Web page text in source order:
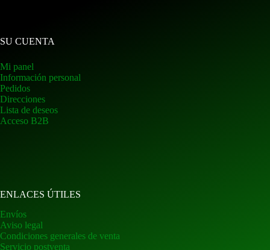
SU CUENTA
Mi panel
Información personal
Pedidos
Direcciones
Lista de deseos
Acceso B2B
ENLACES ÚTILES
Envíos
Aviso legal
Condiciones generales de venta
Servicio postventa